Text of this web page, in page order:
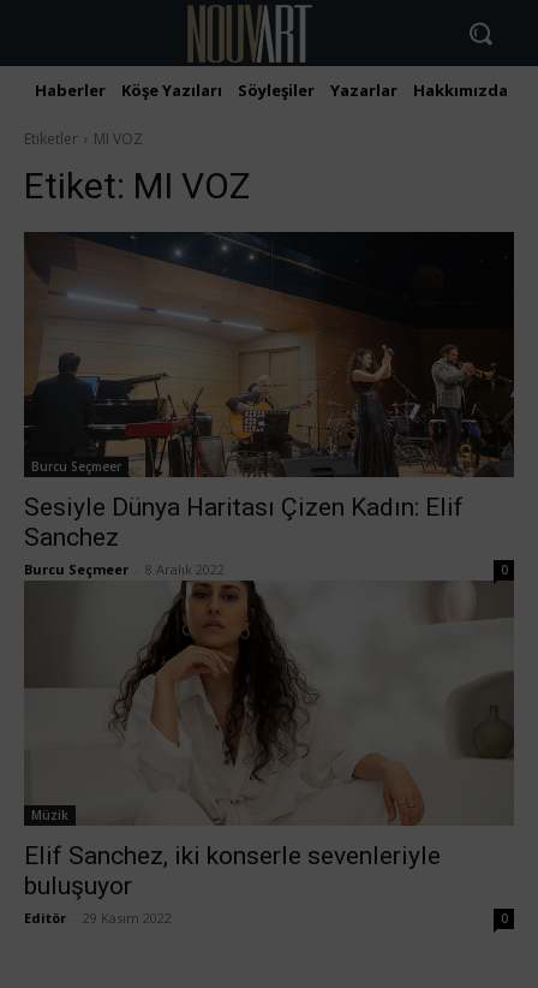
Haberler Köşe Yazıları Söyleşiler Yazarlar Hakkımızda
Etiketler MI VOZ
Etiket: MI VOZ
Burcu Seçmeer
Sesiyle Dünya Haritası Çizen Kadın: Elif
Sanchez
Burcu Seçmeer 8 Aralık 2022 0
Müzik
Elif Sanchez, iki konserle sevenleriyle
buluşuyor
Editör 29 Kasım 2022 0